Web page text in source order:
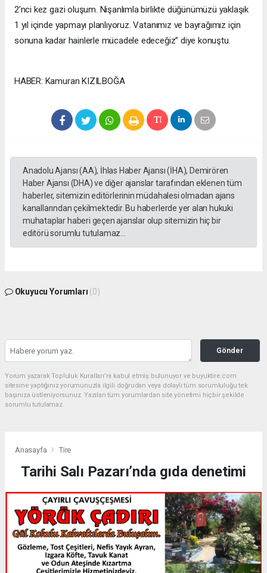
2’nci kez gazi oluşum. Nişanlımla birlikte düğünümüzü yaklaşık
1 yıl içinde yapmayı planlıyoruz. Vatanımız ve bayrağımız için
sonuna kadar hainlerle mücadele edeceğiz” diye konuştu.
HABER: Kamuran KIZILBOĞA
Anadolu Ajansı (AA), İhlas Haber Ajansı (İHA), Demirören
Haber Ajansı (DHA) ve diğer ajanslar tarafından eklenen tüm
haberler, sitemizin editörlerinin müdahalesi olmadan ajans
kanallarından çekilmektedir. Bu haberlerde yer alan hukuki
muhataplar haberi geçen ajanslar olup sitemizin hiç bir
editörü sorumlu tutulamaz...
Okuyucu Yorumları (0)
Gönder
Yorum yazarak Topluluk Kuralları’nı kabul etmiş bulunuyor ve buyuktire.com
sitesine yaptığınız yorumunuzla ilgili doğrudan veya dolaylı tüm sorumluluğu tek
başınıza üstleniyorsunuz. Yazılan tüm yorumlardan site yönetimi hiçbir şekilde
sorumlu tutulamaz.
Anasayfa Tire
Tarihi Salı Pazarı’nda gıda denetimi